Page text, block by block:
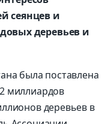
сеянцев и
деревьев и
была поставлена
миллиардов
деревьев в